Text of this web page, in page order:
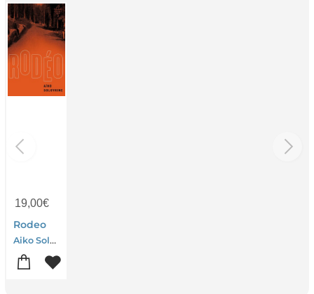
19,00€
Rodeo
Aiko Solovkine